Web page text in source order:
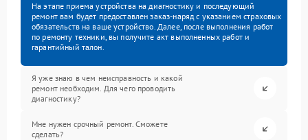
На этапе приема устройства на диагностику и последующий
ремонт вам будет предоставлен заказ-наряд с указанием страховых
обязательств на ваше устройство. Далее, после выполнения работ
по ремонту техники, вы получите акт выполненных работ и
гарантийный талон.
Я уже знаю в чем неисправность и какой
ремонт необходим. Для чего проводить
диагностику?
Мне нужен срочный ремонт. Сможете
сделать?